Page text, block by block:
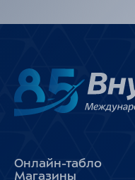
Онлайн-табло
Магазины